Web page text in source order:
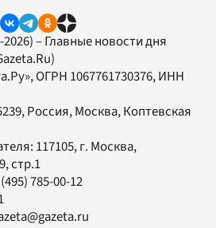
– Главные новости дня
, ОГРН 1067761730376, ИНН
Россия, Москва, Коптевская
117105, г. Москва,
стр.1
785-00-12